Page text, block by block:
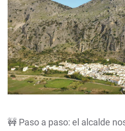
🚧 Paso a paso: el alcalde